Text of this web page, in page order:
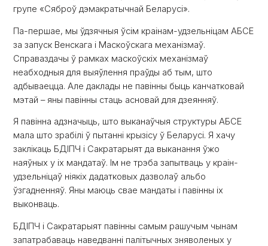
групе «Сяброў дэмакратычнай Беларусі».
Па-першае, мы ўдзячныя ўсім краінам-удзельніцам АБСЕ
за запуск Венскага і Маскоўскага механізмаў.
Справаздачы ў рамках маскоўскіх механізмаў
неабходныя для выяўлення праўды аб тым, што
адбываецца. Але даклады не павінны быць канчатковай
мэтай – яны павінны стаць асновай для дзеянняў.
Я павінна адзначыць, што выканаўчыя структуры АБСЕ
мала што зрабілі ў пытанні крызісу ў Беларусі. Я хачу
заклікаць БДІПЧ і Сакратарыят да выканання ўжо
наяўных у іх мандатаў. Ім не трэба запытваць у краін-
удзельніцаў ніякіх дадатковых дазволаў альбо
ўзгадненняў. Яны маюць свае мандаты і павінны іх
выконваць.
БДІПЧ і Сакратарыят павінны самым рашучым чынам
запатрабаваць наведванні палітычных зняволеных у